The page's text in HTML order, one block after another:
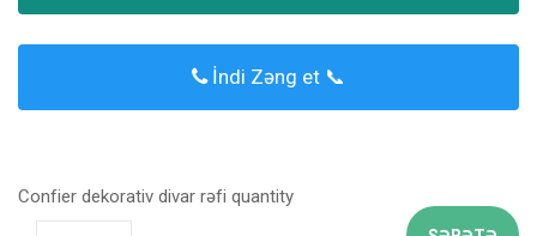
İndi Zəng et 📞
Confier dekorativ divar rəfi quantity